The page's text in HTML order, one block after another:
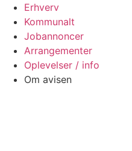
Erhverv
Kommunalt
Jobannoncer
Arrangementer
Oplevelser / info
Om avisen